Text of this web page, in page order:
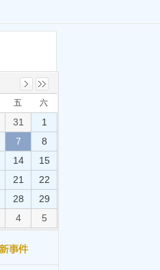
五 六
31
1
7
8
14
15
21
22
28
29
4 5